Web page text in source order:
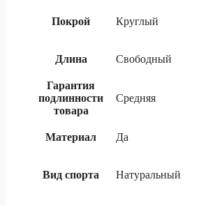
Покрой Круглый
Длина Свободный
Гарантия
подлинности
товара
Средняя
Материал Да
Вид спорта Натуральный